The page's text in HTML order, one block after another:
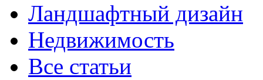
Ландшафтный дизайн
Недвижимость
Все статьи